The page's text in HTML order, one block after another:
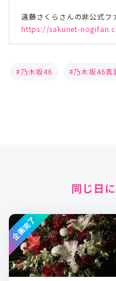
遠藤さくらさんの非公式フ
https://sakunet-
乃木坂46 乃木坂46真
同じ日
企画完了